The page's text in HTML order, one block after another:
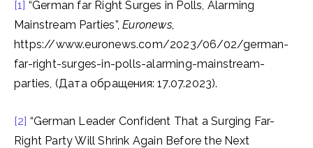
[1] “German far Right Surges in Polls, Alarming
Mainstream Parties”,Euronews,
https://www.euronews.com/2023/06/02/german-
far-right-surges-in-polls-alarming-mainstream-
parties, (Дата обращения: 17.07.2023).
[2] “German Leader Confident That a Surging Far-
Right Party Will Shrink Again Before the Next